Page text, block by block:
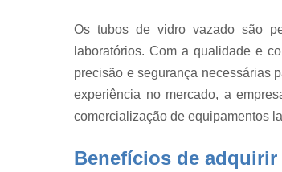
Os tubos de vidro vazado são
laboratórios. Com a qualidade e
precisão e segurança necessárias
experiência no mercado, a
comercialização de equipamentos
Benefícios de